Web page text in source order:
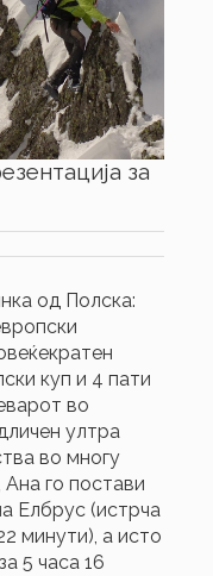
за
од Полска:
куп и 4 пати
во
ултра
во многу
Ана го постави
Елбрус (истрча
минути), а исто
5 часа 16